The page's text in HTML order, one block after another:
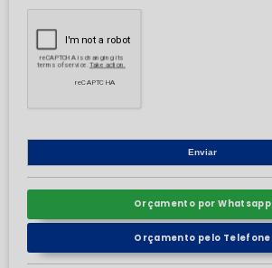
Orçamento por Whatsapp
Orçamento pelo Telefone